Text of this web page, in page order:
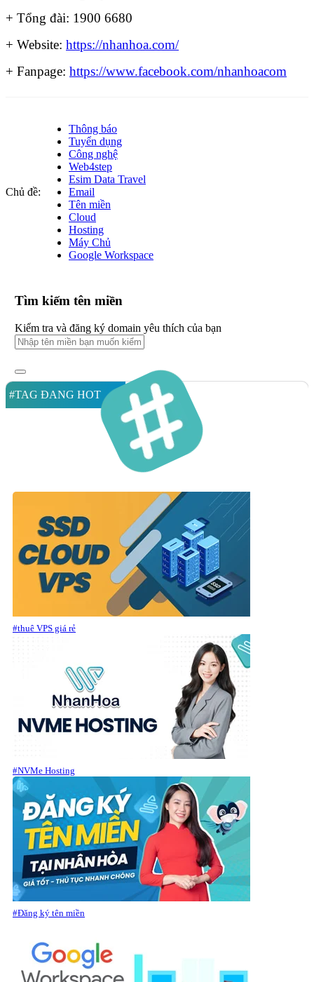
+ Tổng đài: 1900 6680
+ Website: https://nhanhoa.com/
+ Fanpage: https://www.facebook.com/nhanhoacom
Chủ đề:
Thông báo
Tuyển dụng
Công nghệ
Web4step
Esim Data Travel
Email
Tên miền
Cloud
Hosting
Máy Chủ
Google Workspace
Tìm kiếm tên miền
Kiểm tra và đăng ký domain yêu thích của bạn
#TAG ĐANG HOT
#thuê VPS giá rẻ
#NVMe Hosting
#Đăng ký tên miền